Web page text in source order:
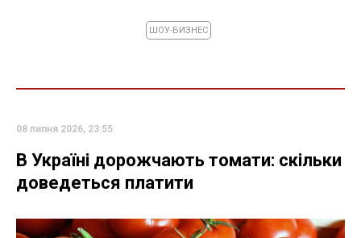
ШОУ-БИЗНЕС
08 липня 2026, 23:55
В Україні дорожчають томати: скільки
доведеться платити